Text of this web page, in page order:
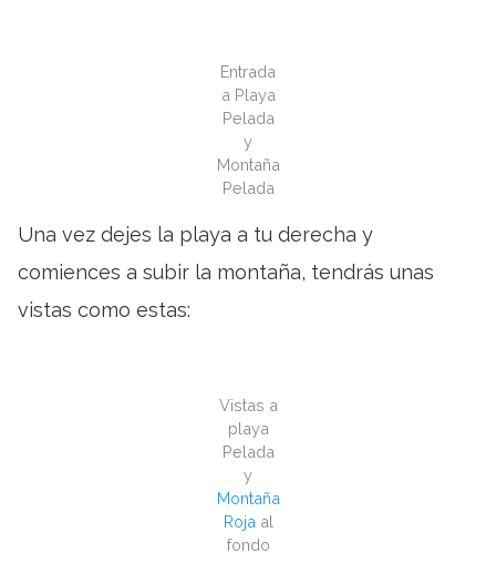
Entrada
a Playa
Pelada
y
Montaña
Pelada
Una vez dejes la playa a tu derecha y
comiences a subir la montaña, tendrás unas
vistas como estas:
Vistas a
playa
Pelada
y
Montaña
Roja al
fondo